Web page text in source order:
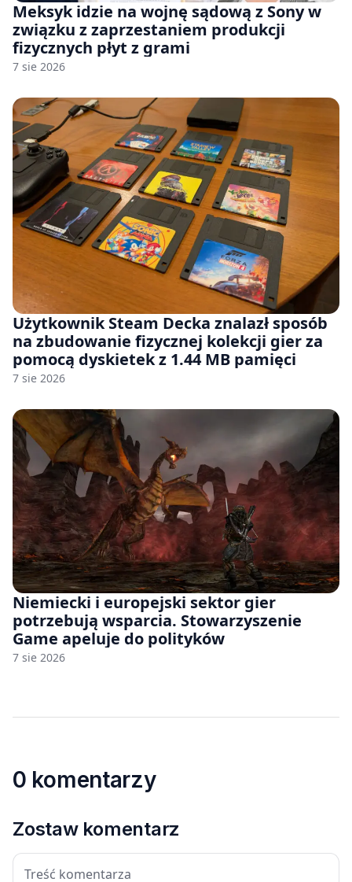
Meksyk idzie na wojnę sądową z Sony w
związku z zaprzestaniem produkcji
fizycznych płyt z grami
7 sie 2026
Użytkownik Steam Decka znalazł sposób
na zbudowanie fizycznej kolekcji gier za
pomocą dyskietek z 1.44 MB pamięci
7 sie 2026
Niemiecki i europejski sektor gier
potrzebują wsparcia. Stowarzyszenie
Game apeluje do polityków
7 sie 2026
0 komentarzy
Zostaw komentarz